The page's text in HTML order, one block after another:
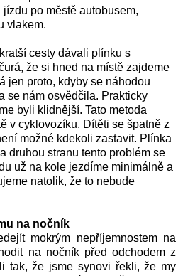
po městě autobusem,
vlakem.
cesty dávali plínku s
že si hned na místě zajdeme
jen proto, kdyby se náhodou
se nám osvědčila. Prakticky
byli klidnější. Tato metoda
v cyklovozíku. Dítěti se špatně z
možné kdekoli zastavit. Plínka
druhou stranu tento problém se
už na kole jezdíme minimálně a
natolik, že to nebude
na nočník
mokrým nepříjemnostem na
na nočník před odchodem z
tak, že jsme synovi řekli, že my